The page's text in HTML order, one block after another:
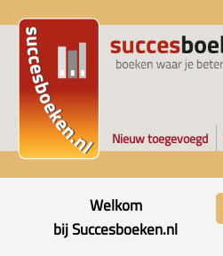
Nieuw toegevoegd
Welkom
bij Succesboeken.nl